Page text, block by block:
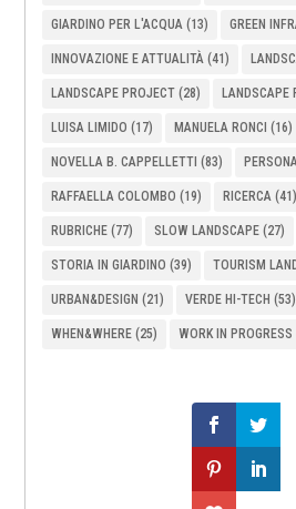
GIARDINO PER L'ACQUA (13) GREEN
INNOVAZIONE E ATTUALITÀ (41)
LANDSCAPE PROJECT (28) LANDSCAPE
LUISA LIMIDO (17) MANUELA RONCI (16)
NOVELLA B. CAPPELLETTI (83)
RAFFAELLA COLOMBO (19) RICERCA (41)
RUBRICHE (77) SLOW LANDSCAPE (27)
STORIA IN GIARDINO (39) TOURISM
URBAN&DESIGN (21) VERDE HI-TECH (53)
WHEN&WHERE (25) WORK IN PROGRESS